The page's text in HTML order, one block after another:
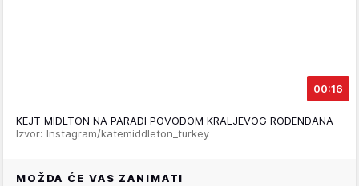
00:16
KEJT MIDLTON NA PARADI POVODOM KRALJEVOG ROĐENDANA
Izvor: Instagram/katemiddleton_turkey
MOŽDA ĆE VAS ZANIMATI